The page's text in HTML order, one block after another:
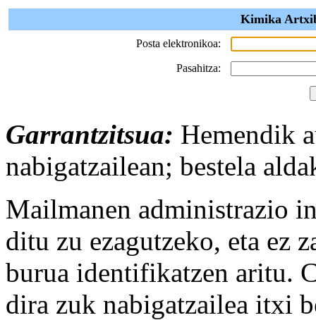
Kimika
Posta elektronikoa:
Pasahitza:
Garrantzitsua: Hemendik
nabigatzailean; bestela
Mailmanen administrazio
ditu zu ezagutzeko, eta ez
burua identifikatzen aritu.
dira zuk nabigatzailea itxi